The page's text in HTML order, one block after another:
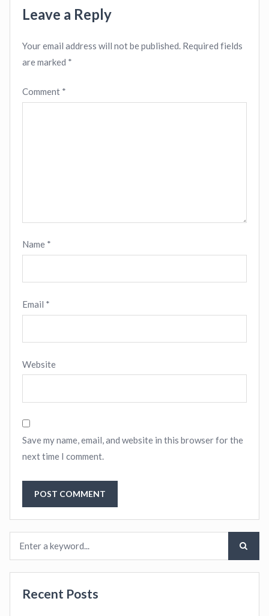
Leave a Reply
Your email address will not be published. Required fields
are marked *
Comment *
Name *
Email *
Website
Save my name, email, and website in this browser for the
next time I comment.
Recent Posts